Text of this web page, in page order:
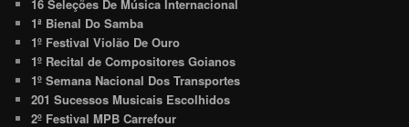
16 Seleções De Música Internacional
1ª Bienal Do Samba
1º Festival Violão De Ouro
1º Recital de Compositores Goianos
1º Semana Nacional Dos Transportes
201 Sucessos Musicais Escolhidos
2º Festival MPB Carrefour